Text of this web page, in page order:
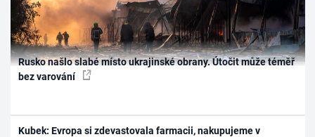
Rusko našlo slabé místo ukrajinské obrany. Útočit může téměř
bez varování
Kubek: Evropa si zdevastovala farmacii, nakupujeme v